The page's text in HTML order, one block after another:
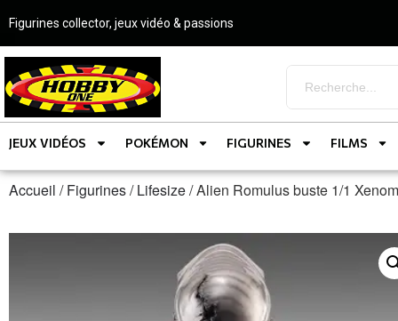
Figurines collector, jeux vidéo & passions
JEUX VIDÉOS POKÉMON FIGURINES FILMS
Accueil /Figurines/Lifesize/ Alien Romulus buste 1/1